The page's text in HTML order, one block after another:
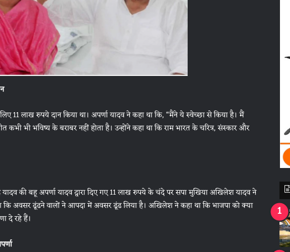
11 लाख रुपये दान किया था। अपर्णा यादव ने कहा था कि, “मैंने ये स्वेच्छा से किया है। मैं
कभी भी भविष्य के बराबर नहीं होता है। उन्होंने कहा था कि राम भारत के चरित्र, संस्कार और
यादव की बहू अपर्णा यादव द्वारा दिए गए 11 लाख रुपये के चंदे पर सपा मुखिया अखिलेश यादव ने
अवसर ढूंढने वालों ने आपदा में अवसर ढूंढ लिया है। अखिलेश ने कहा था कि भाजपा को क्या
दे रहे हैं।